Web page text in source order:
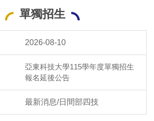
單獨招生
2026-08-10
亞東科技大學115學年度單獨招生
報名延後公告
最新消息/日間部四技